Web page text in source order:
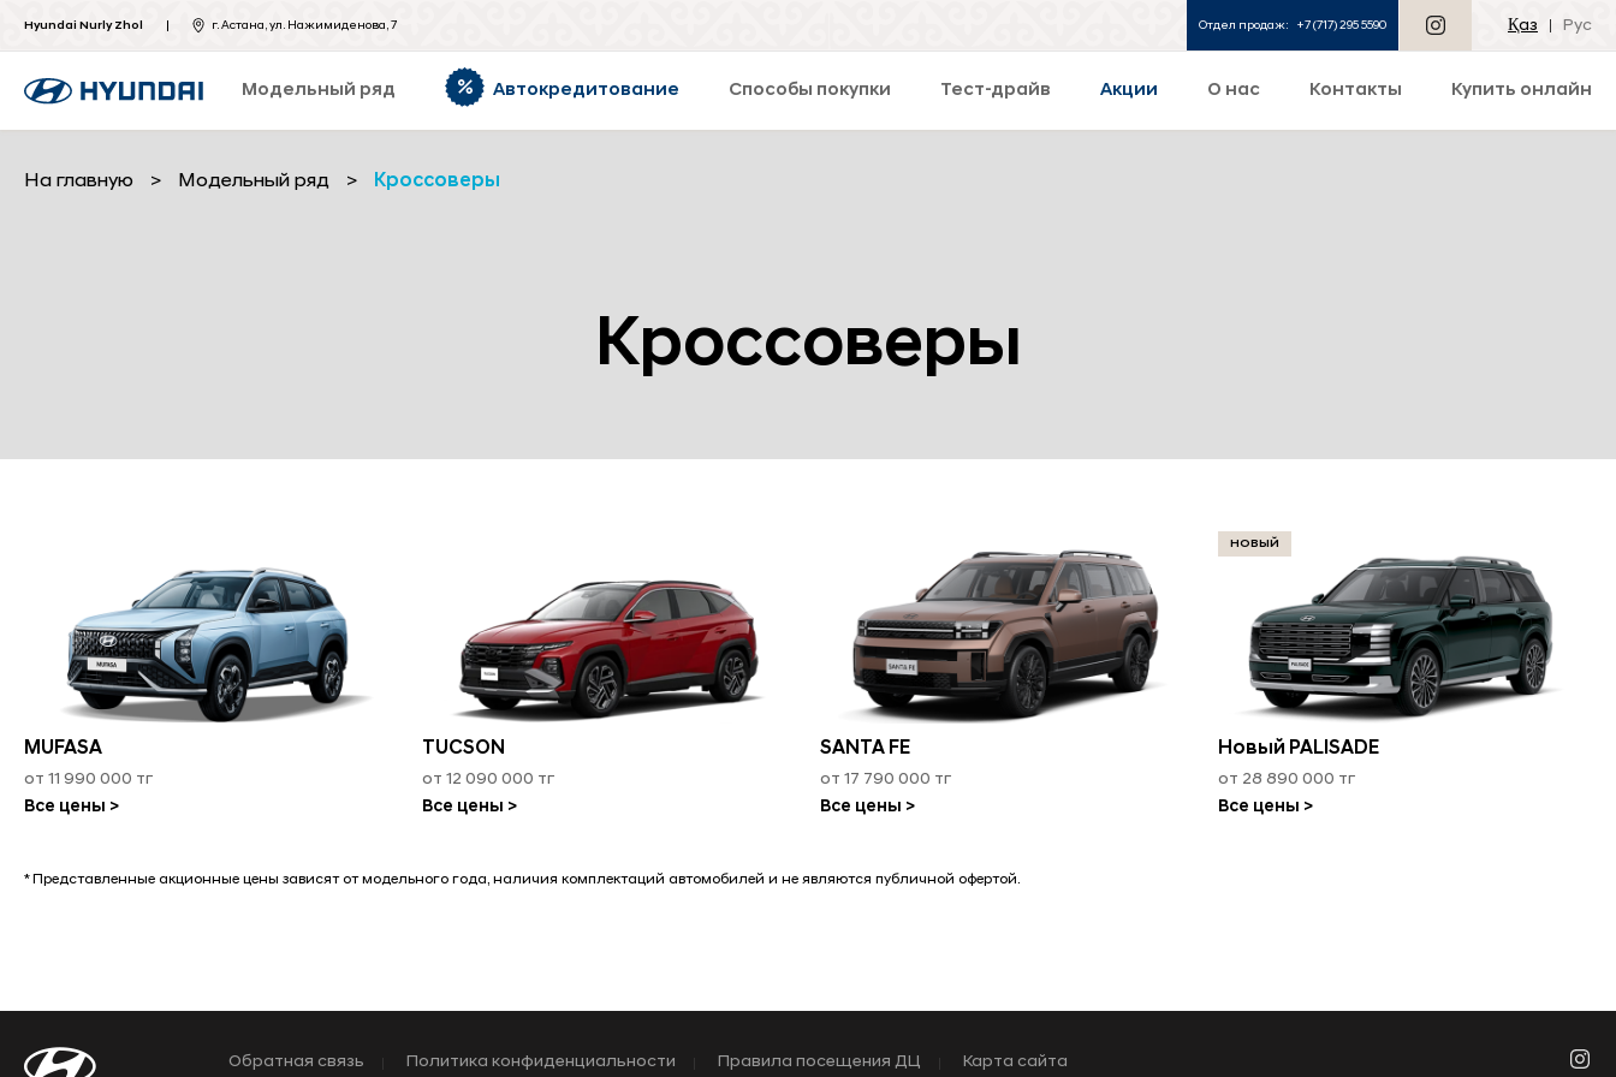
Hyundai Nurly Zhol г. Астана, ул. Нажимиденова, 7 Отдел продаж: +7 (717) 295 5590 Қаз Рус
Модельный ряд Автокредитование Способы покупки Тест-драйв Акции О нас Контакты Купить онлайн
На главную > Модельный ряд > Кроссоверы
Кроссоверы
MUFASA
от 11 990 000 тг
Все цены >
TUCSON
от 12 090 000 тг
Все цены >
SANTA FE
от 17 790 000 тг
Все цены >
Новый PALISADE
НОВЫЙ
от 28 890 000 тг
Все цены >
* Представленные акционные цены зависят от модельного года, наличия комплектаций автомобилей и не являются публичной офертой.
Обратная связь Политика конфиденциальности Правила посещения ДЦ Карта сайта